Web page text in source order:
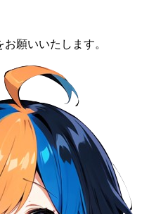
願いいたします。